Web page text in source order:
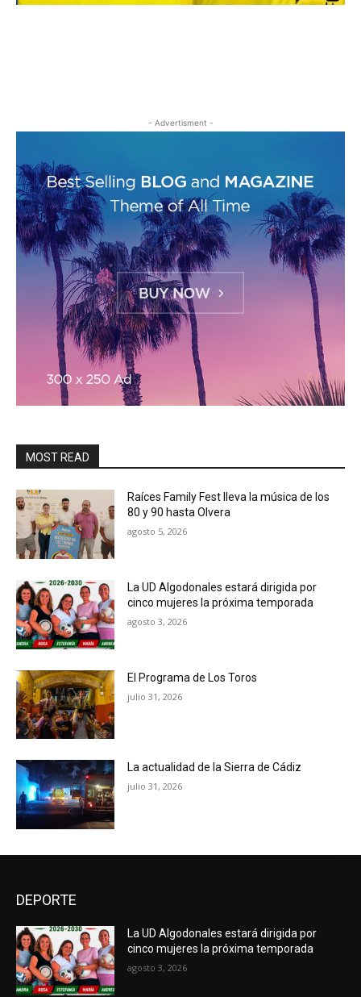
- Advertisment -
MOST READ
Raíces Family Fest lleva la música de los
80 y 90 hasta Olvera
agosto 5, 2026
La UD Algodonales estará dirigida por
cinco mujeres la próxima temporada
agosto 3, 2026
El Programa de Los Toros
julio 31, 2026
La actualidad de la Sierra de Cádiz
julio 31, 2026
DEPORTE
La UD Algodonales estará dirigida por
cinco mujeres la próxima temporada
agosto 3, 2026